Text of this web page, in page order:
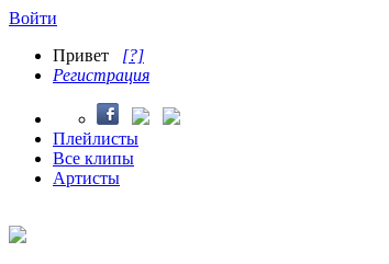
Войти
Привет [?]
Регистрация
Плейлисты
Все клипы
Артисты